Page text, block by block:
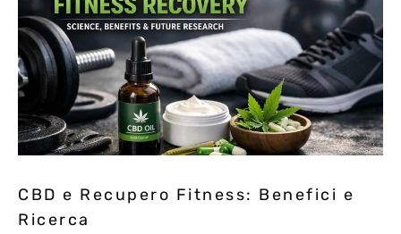
CBD e Recupero Fitness: Benefici e
Ricerca